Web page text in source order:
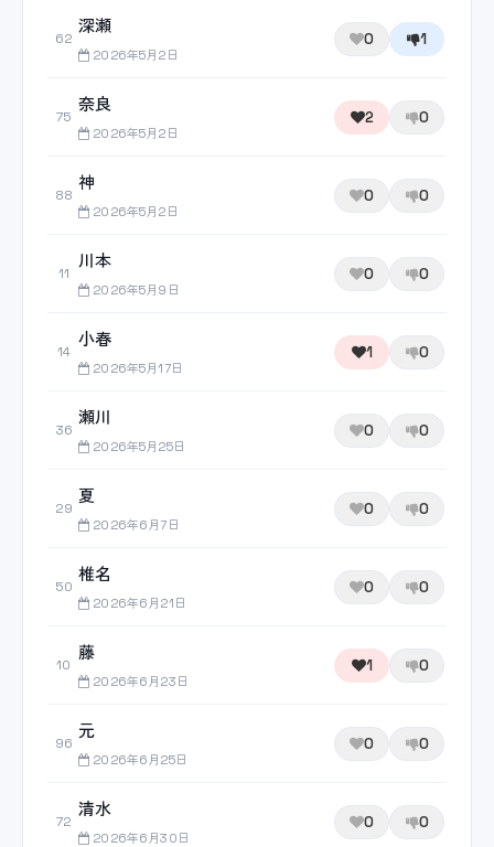
62
深瀬
2026年5月2日
0 1
75
奈良
2026年5月2日
2 0
88
神
2026年5月2日
0 0
11
川本
2026年5月9日
0 0
14
小春
2026年5月17日
1 0
36
瀬川
2026年5月25日
0 0
29
夏
2026年6月7日
0 0
50
椎名
2026年6月21日
0 0
10
藤
2026年6月23日
1 0
96
元
2026年6月25日
0 0
72
清水
2026年6月30日
0 0